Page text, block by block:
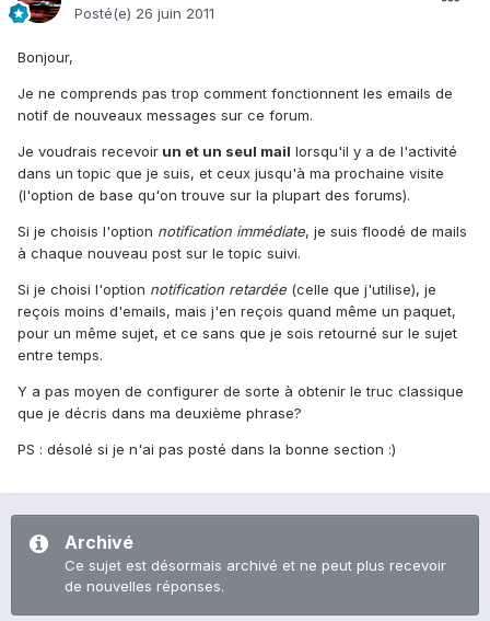
Posté(e) 26 juin 2011
Bonjour,
Je ne comprends pas trop comment fonctionnent les emails de
notif de nouveaux messages sur ce forum.
Je voudrais recevoir un et un seul mail lorsqu'il y a de l'activité
dans un topic que je suis, et ceux jusqu'à ma prochaine visite
(l'option de base qu'on trouve sur la plupart des forums).
Si je choisis l'option notification immédiate, je suis floodé de mails
à chaque nouveau post sur le topic suivi.
Si je choisi l'option notification retardée (celle que j'utilise), je
reçois moins d'emails, mais j'en reçois quand même un paquet,
pour un même sujet, et ce sans que je sois retourné sur le sujet
entre temps.
Y a pas moyen de configurer de sorte à obtenir le truc classique
que je décris dans ma deuxième phrase?
PS : désolé si je n'ai pas posté dans la bonne section :)
Archivé
Ce sujet est désormais archivé et ne peut plus recevoir
de nouvelles réponses.